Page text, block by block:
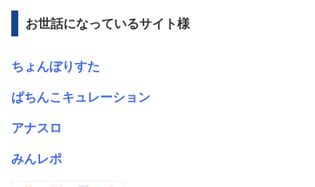
ブ
お世話になっているサイト様
ちょんぼりすた
ぱちんこキュレーション
アナスロ
みんレポ